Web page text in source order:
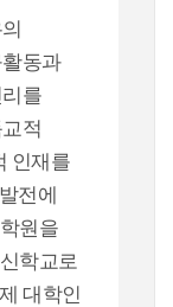
동과
를
적
인재를
전에
원을
학교로
대학인